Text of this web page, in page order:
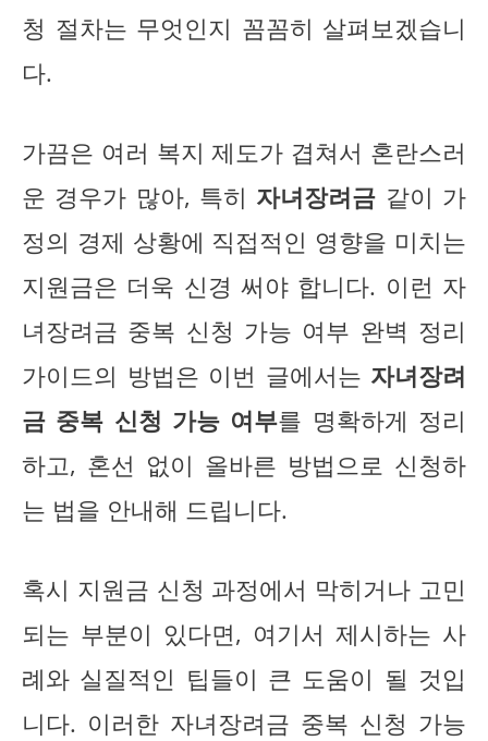
청 절차는 무엇인지 꼼꼼히 살펴보겠습니
다.
가끔은 여러 복지 제도가 겹쳐서 혼란스러
운 경우가 많아, 특히 자녀장려금 같이 가
정의 경제 상황에 직접적인 영향을 미치는
지원금은 더욱 신경 써야 합니다. 이런 자
녀장려금 중복 신청 가능 여부 완벽 정리
가이드의 방법은 이번 글에서는 자녀장려
금 중복 신청 가능 여부를 명확하게 정리
하고, 혼선 없이 올바른 방법으로 신청하
는 법을 안내해 드립니다.
혹시 지원금 신청 과정에서 막히거나 고민
되는 부분이 있다면, 여기서 제시하는 사
례와 실질적인 팁들이 큰 도움이 될 것입
니다. 이러한 자녀장려금 중복 신청 가능